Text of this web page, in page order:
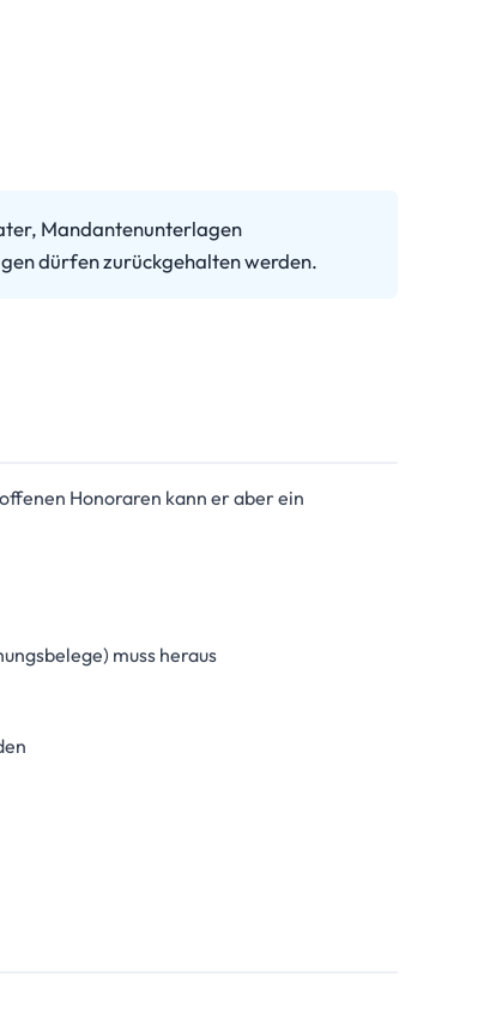
Mandantenunterlagen
dürfen zurückgehalten werden.
Honoraren kann er aber ein
muss heraus